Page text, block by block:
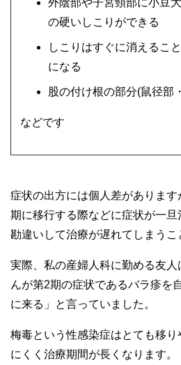
の硬いしこりができる
しこりはすぐに消えるこ
になる
股の付け根の部分(鼠径部
などです
症状の出方には個人差がありま
期に移行する際などに症状が一
勘違いして治療が遅れてしまうこ
実際、私の産婦人科に勤める友
んが第2期の症状であるバラ疹を
に来る」と言っていました。
梅毒という性感染症はとても移り
にくく治療期間が長くなります。